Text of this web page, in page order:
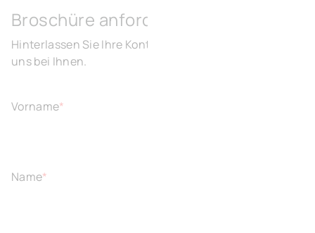
Broschüre anfordern
Hinterlassen Sie Ihre Kontaktdaten und wir melden
uns bei Ihnen.
Vorname*
Name*